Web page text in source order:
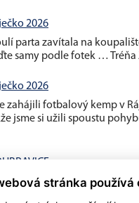
2026
parta zavítala na
samy podle fotek … Tréňa
2026
zahájili fotbalový kemp v
jsme si užili spoustu
ukončili závěrečným
stránka používá